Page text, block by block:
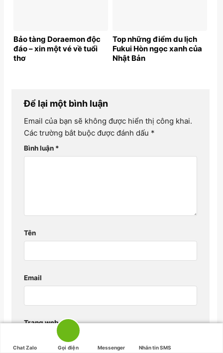
Bảo tàng Doraemon độc
đáo – xin một vé về tuổi
thơ
Top những điểm du lịch
Fukui Hòn ngọc xanh của
Nhật Bản
Để lại một bình luận
Email của bạn sẽ không được hiển thị công khai.
Các trường bắt buộc được đánh dấu *
Bình luận *
Tên
Email
Trang web
Chat Zalo Gọi điện Messenger Nhắn tin SMS